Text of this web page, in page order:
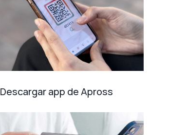
Descargar app de Apross